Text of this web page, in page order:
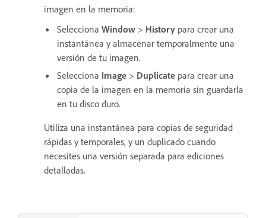
imagen en la memoria:
Selecciona Window > History para crear una
instantánea y almacenar temporalmente una
versión de tu imagen.
Selecciona Image > Duplicate para crear una
copia de la imagen en la memoria sin guardarla
en tu disco duro.
Utiliza una instantánea para copias de seguridad
rápidas y temporales, y un duplicado cuando
necesites una versión separada para ediciones
detalladas.